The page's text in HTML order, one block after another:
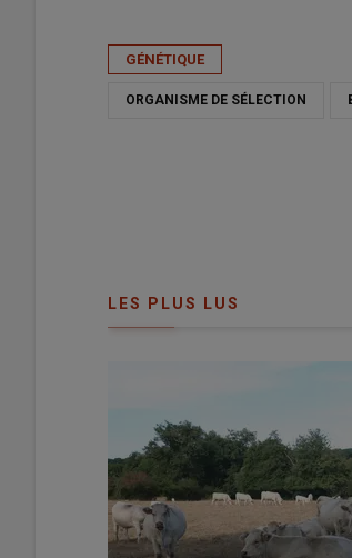
GÉNÉTIQUE
ORGANISME DE SÉLECTION
LES PLUS LUS